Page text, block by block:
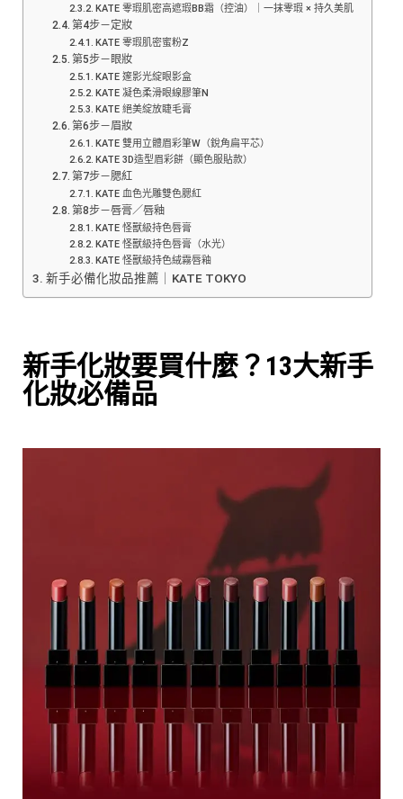
KATE 零瑕肌密高遮瑕BB霜（控油）｜一抹零瑕 × 持久美肌
第4步－定妝
KATE 零瑕肌密蜜粉Z
第5步－眼妝
KATE 邃影光綻眼影盒
KATE 凝色柔滑眼線膠筆N
KATE 絕美綻放睫毛膏
第6步－眉妝
KATE 雙用立體眉彩筆W（銳角扁平芯）
KATE 3D造型眉彩餅（顯色服貼款）
第7步－腮紅
KATE 血色光雕雙色腮紅
第8步－唇膏／唇釉
KATE 怪獸級持色唇膏
KATE 怪獸級持色唇膏（水光）
KATE 怪獸級持色絨霧唇釉
新手必備化妝品推薦｜KATE TOKYO
新手化妝要買什麼？13大新手
化妝必備品